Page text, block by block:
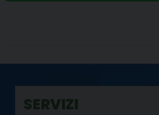
SERVIZI